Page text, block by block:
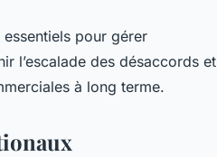
pour gérer
l’escalade des désaccords et
à long terme.